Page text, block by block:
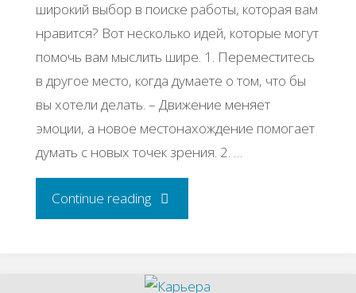
широкий выбор в поиске работы, которая вам
нравится? Вот несколько идей, которые могут
помочь вам мыслить шире. 1. Переместитесь
в другое место, когда думаете о том, что бы
вы хотели делать. – Движение меняет
эмоции, а новое местонахождение помогает
думать с новых точек зрения. 2. …
Continue reading"20
найти